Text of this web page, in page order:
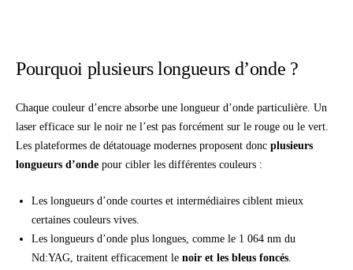
Pourquoi plusieurs longueurs d’onde ?
Chaque couleur d’encre absorbe une longueur d’onde particulière. Un
laser efficace sur le noir ne l’est pas forcément sur le rouge ou le vert.
Les plateformes de détatouage modernes proposent donc plusieurs
longueurs d’onde pour cibler les différentes couleurs :
Les longueurs d’onde courtes et intermédiaires ciblent mieux
certaines couleurs vives.
Les longueurs d’onde plus longues, comme le 1 064 nm du
Nd:YAG, traitent efficacement le noir et les bleus foncés